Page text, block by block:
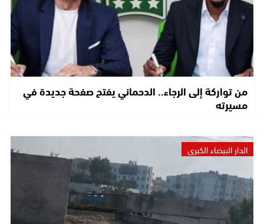
من تواركة إلى الرجاء.. الدحماني يفتح صفحة جديدة في
مسيرته
الدار البيضاء الكبرى